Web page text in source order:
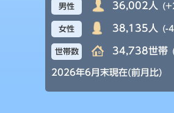
男性 36,002人
女性 38,135人 (-
世帯数 34,738世帯
2026年6月末現在(前月比)